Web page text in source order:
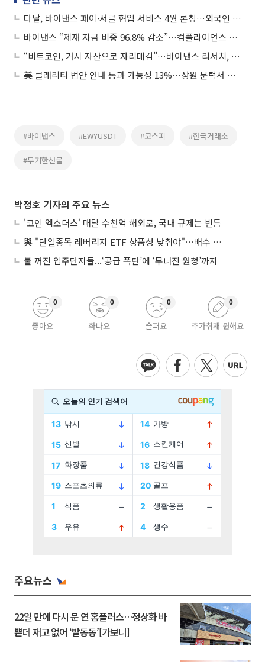
다날, 바이낸스 페이·서클 협업 서비스 4월 론칭…외국인 전용 ‘크립토 결제’ 시대 개막
바이낸스 “제재 자금 비중 96.8% 감소”…컴플라이언스 강화 성과
“비트코인, 거시 자산으로 자리매김”…바이낸스 리서치, 올해 전망 공개
美 클래리티 법안 연내 통과 가능성 13%…상원 문턱서 제동
#바이낸스 #EWYUSDT #코스피 #한국거래소
#무기한선물
박정호 기자의 주요 뉴스
'코인 엑소더스' 매달 수천억 해외로, 국내 규제는 빈틈
與 "단일종목 레버리지 ETF 상품성 낮춰야"…배수 조정안도 거론
불 꺼진 입주단지들...‘공급 폭탄’에 ‘무너진 원청’까지
좋아요
0
화나요
0
슬퍼요
0
추가취재 원해요
0
주요뉴스
22일 만에 다시 문 연 홈플러스…정상화 바
쁜데 재고 없어 ‘발동동’[가보니]